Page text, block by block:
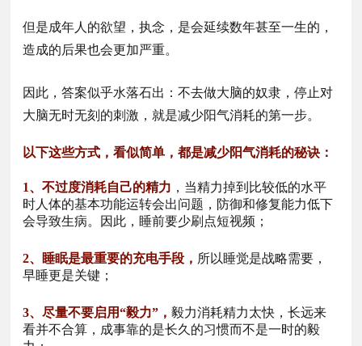
但是成年人的欲望，执念，是会延续数年甚至一生的，
造成的后果也会更加严重。
因此，答案似乎水落石出：不去做大脑的奴隶，停止对
大脑无时无刻的刺激，就是减少阳气消耗的第一步。
以下这些方式，看似简单，都是减少阳气消耗的秘诀：
1、不过度消耗自己的精力 ，当精力掉到比较低的水平
时人体的基本功能运转会出问题，防御和修复能力低下
会导致生病。因此，睡前要少刷点短视频；
2、睡眠是最重要的充电手段， 所以睡觉是战略需要，
早睡更是关键；
3、尽量不要启用“毅力”，毅力消耗精力太快，长远来
看并不合算，成事靠的是长久的习惯而不是一时的毅